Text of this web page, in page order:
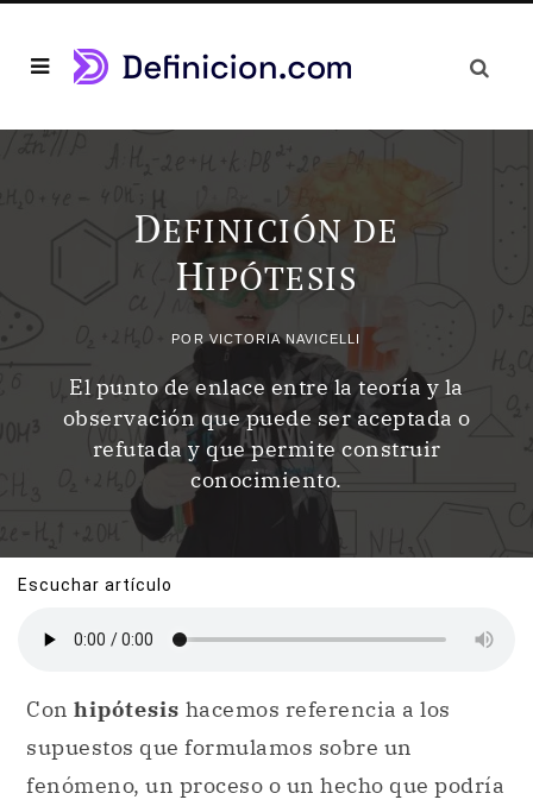
DEFINICIÓN DE
HIPÓTESIS
PORVICTORIA NAVICELLI
El punto de enlace entre la teoría y la
observación que puede ser aceptada o
refutada y que permite construir
conocimiento.
Escuchar artículo
Con hipótesis hacemos referencia a los
supuestos que formulamos sobre un
fenómeno, un proceso o un hecho que podría